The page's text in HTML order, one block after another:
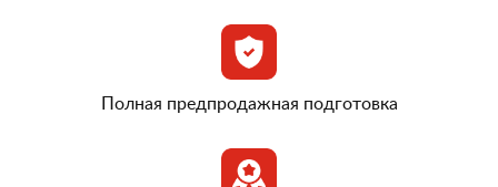
Полная предпродажная подготовка